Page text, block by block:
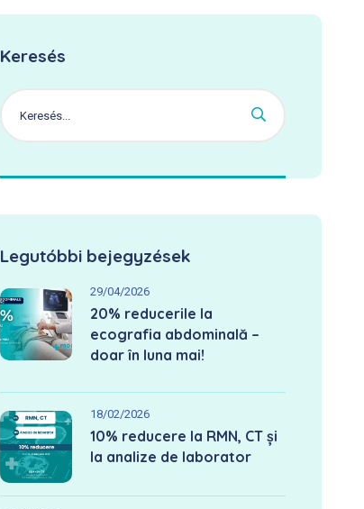
Keresés
Legutóbbi bejegyzések
29/04/2026
20% reducerile la
ecografia abdominală –
doar în luna mai!
18/02/2026
10% reducere la RMN, CT și
la analize de laborator